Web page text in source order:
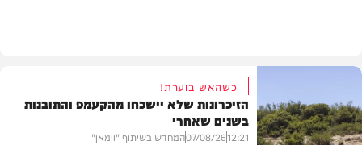
כשהאש בוערת!
הזיכרונות שלא יישכחו מהקעמפ והתובנות
בשנים שאחרי
12:21
07/08/26המחדש בשיתוף "וימאן"